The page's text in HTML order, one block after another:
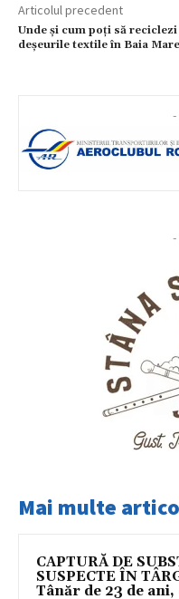
Articolul precedent
Unde și cum poți să reciclezi
deșeurile textile în Baia
-
-
Mai multe
CAPTURĂ DE
SUSPECTE ÎN
Tânăr de 23 de ani,